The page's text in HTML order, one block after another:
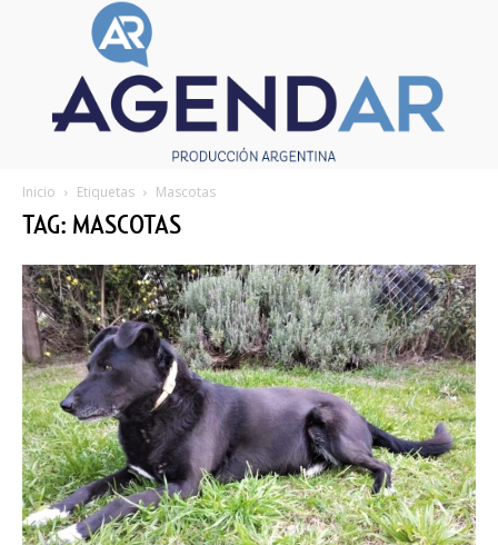
Inicio Etiquetas Mascotas
TAG: MASCOTAS